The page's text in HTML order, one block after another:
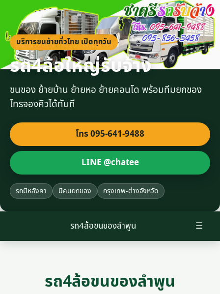
บริการขนย้ายทั่วไทย เปิดทุกวัน
รถ4ล้อใหญ่รับจ้าง
ขนของ ย้ายบ้าน ย้ายหอ ย้ายคอนโด พร้อมทีมยกของ
โทรจองคิวได้ทันที
โทร 095-641-9488
LINE @chatee
รถมีหลังคา มีคนยกของ กรุงเทพ-ต่างจังหวัด
☰
รถ4ล้อขนของลําพูน
รถ4ล้อขนของลําพูน